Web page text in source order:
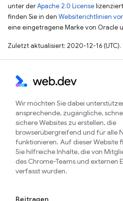
unter derApache 2.0 License
finden Sie in den Websiterichtlinien
eine eingetragene Marke von Oracle
Zuletzt aktualisiert: 2020-12-16 (UTC).
Wir möchten Sie dabei
ansprechende, zugängliche,
sichere Websites zu erstellen, die
browserübergreifend und für alle
funktionieren. Auf dieser Website
Sie hilfreiche Inhalte, die von
des Chrome-Teams und externen
verfasst wurden.
Beitragen